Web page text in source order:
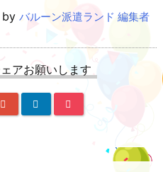
by バルーン派遣ランド 編集者
アお願いします